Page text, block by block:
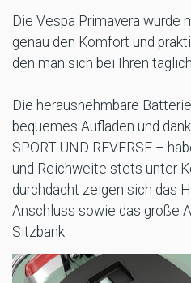
Die Vespa Primavera wurde
genau den Komfort und
den man sich bei Ihren
Die herausnehmbare
bequemes Aufladen und
SPORT UND REVERSE –
und Reichweite stets unter
durchdacht zeigen sich das
Anschluss sowie das große
Sitzbank.